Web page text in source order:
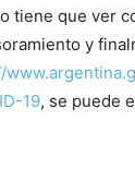
tiene que ver
y
19, se puede